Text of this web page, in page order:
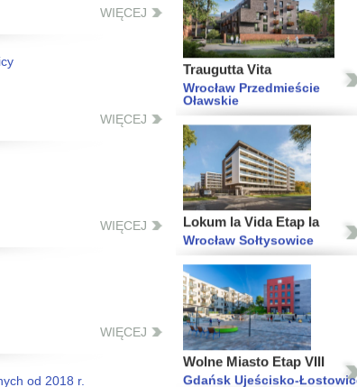
WIĘCEJ
WIĘCEJ
WIĘCEJ
WIĘCEJ
Traugutta Vita
Wrocław Przedmieście
Oławskie
Lokum la Vida Etap Ia
Wrocław Sołtysowice
Wolne Miasto Etap VIII
Gdańsk Ujeścisko-Łostowice